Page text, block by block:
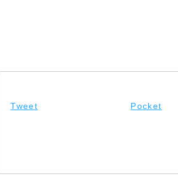
Tweet Pocket